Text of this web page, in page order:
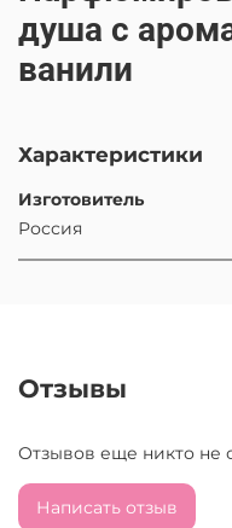
душа с
ванили
Характеристики
Изготовитель
Россия
Отзывы
Отзывов еще никто не
Написать отзыв